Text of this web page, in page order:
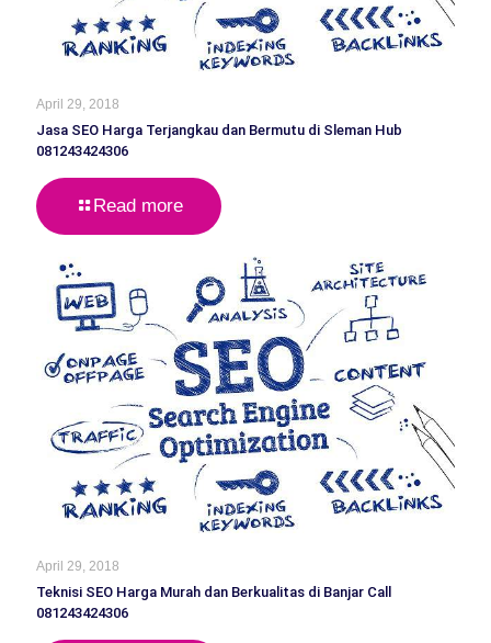
April 29, 2018
Jasa SEO Harga Terjangkau dan Bermutu di Sleman Hub
081243424306
Read more
April 29, 2018
Teknisi SEO Harga Murah dan Berkualitas di Banjar Call
081243424306